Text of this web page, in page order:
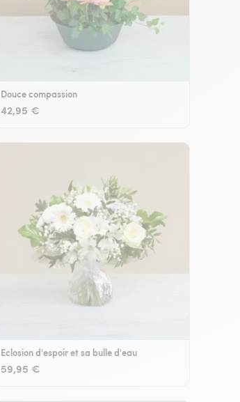
Douce compassion
42,95 €
Eclosion d'espoir et sa bulle d'eau
59,95 €